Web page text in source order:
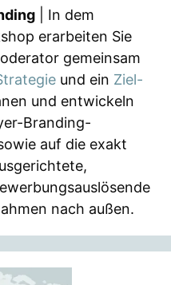
| In dem
erarbeiten Sie
gemeinsam
und ein Ziel-
und entwickeln
Branding-
auf die exakt
nach außen.